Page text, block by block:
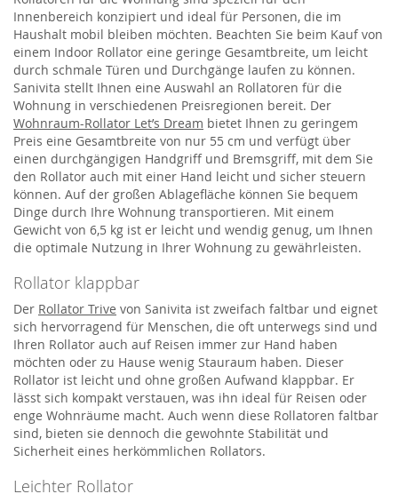
Innenbereich konzipiert und ideal für Personen, die im
Haushalt mobil bleiben möchten. Beachten Sie beim Kauf von
einem Indoor Rollator eine geringe Gesamtbreite, um leicht
durch schmale Türen und Durchgänge laufen zu können.
Sanivita stellt Ihnen eine Auswahl an Rollatoren für die
Wohnung in verschiedenen Preisregionen bereit. Der
Wohnraum-Rollator Let’s Dream bietet Ihnen zu geringem
Preis eine Gesamtbreite von nur 55 cm und verfügt über
einen durchgängigen Handgriff und Bremsgriff, mit dem Sie
den Rollator auch mit einer Hand leicht und sicher steuern
können. Auf der großen Ablagefläche können Sie bequem
Dinge durch Ihre Wohnung transportieren. Mit einem
Gewicht von 6,5 kg ist er leicht und wendig genug, um Ihnen
die optimale Nutzung in Ihrer Wohnung zu gewährleisten.
Rollator klappbar
Der Rollator Trive von Sanivita ist zweifach faltbar und eignet
sich hervorragend für Menschen, die oft unterwegs sind und
Ihren Rollator auch auf Reisen immer zur Hand haben
möchten oder zu Hause wenig Stauraum haben. Dieser
Rollator ist leicht und ohne großen Aufwand klappbar. Er
lässt sich kompakt verstauen, was ihn ideal für Reisen oder
enge Wohnräume macht. Auch wenn diese Rollatoren faltbar
sind, bieten sie dennoch die gewohnte Stabilität und
Sicherheit eines herkömmlichen Rollators.
Leichter Rollator